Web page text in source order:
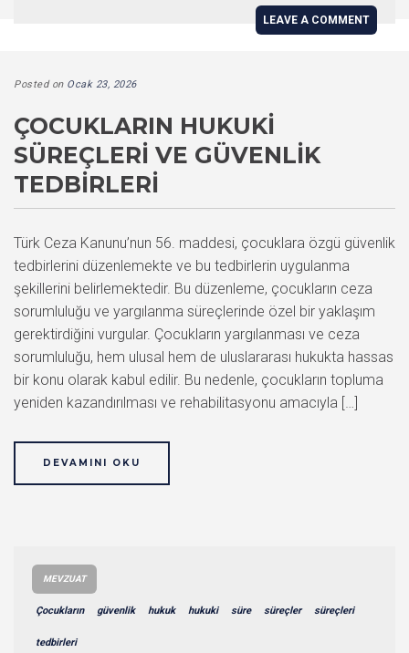
LEAVE A COMMENT
Posted on Ocak 23, 2026
ÇOCUKLARIN HUKUKI
SÜREÇLERI VE GÜVENLIK
TEDBIRLERI
Türk Ceza Kanunu’nun 56. maddesi, çocuklara özgü güvenlik
tedbirlerini düzenlemekte ve bu tedbirlerin uygulanma
şekillerini belirlemektedir. Bu düzenleme, çocukların ceza
sorumluluğu ve yargılanma süreçlerinde özel bir yaklaşım
gerektirdiğini vurgular. Çocukların yargılanması ve ceza
sorumluluğu, hem ulusal hem de uluslararası hukukta hassas
bir konu olarak kabul edilir. Bu nedenle, çocukların topluma
yeniden kazandırılması ve rehabilitasyonu amacıyla […]
DEVAMINI OKU
MEVZUAT
Çocukların güvenlik hukuk hukuki süre süreçler süreçleri
tedbirleri